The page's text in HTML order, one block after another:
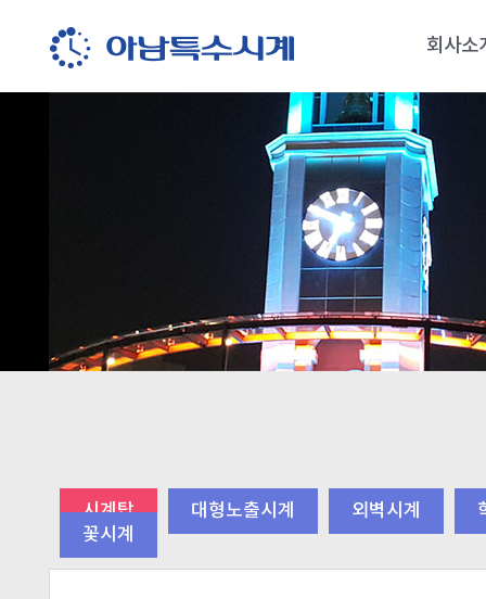
회사소
오시는
시계탑 대형노출시계 외벽시계
꽃시계